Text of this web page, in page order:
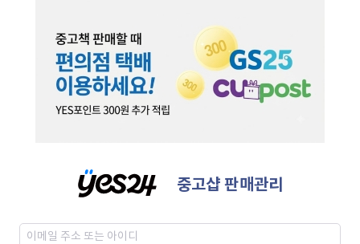
중고샵 판매관리